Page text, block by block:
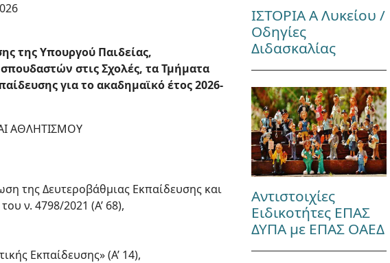
της Υπουργού Παιδείας,
στις Σχολές, τα Τμήματα
για το ακαδημαϊκό έτος 2026-
ΑΘΛΗΤΙΣΜΟΥ
της Δευτεροβάθμιας Εκπαίδευσης και
ν. 4798/2021 (Α’ 68),
Εκπαίδευσης» (Α’ 14),
ΙΣΤΟΡΙΑ Α Λυκείου /
Οδηγίες
Διδασκαλίας
Αντιστοιχίες
Ειδικοτήτες ΕΠΑΣ
ΔΥΠΑ με ΕΠΑΣ ΟΑΕΔ